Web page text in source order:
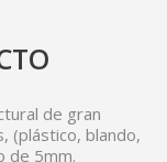
de gran
(plástico, blando,
de 5mm.